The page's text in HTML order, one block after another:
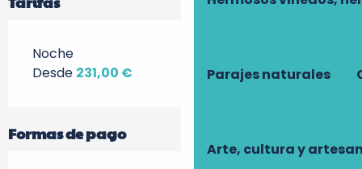
Parajes naturales
Arte, cultura y
Noche
Desde 231,00 €
Formas de pago